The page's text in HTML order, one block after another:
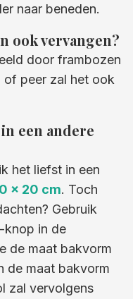
naar beneden.
ook vervangen?
door frambozen
of peer zal het ook
een andere
het liefst in een
x 20 cm. Toch
Gebruik
knop in de
de maat bakvorm
de maat bakvorm
zal vervolgens